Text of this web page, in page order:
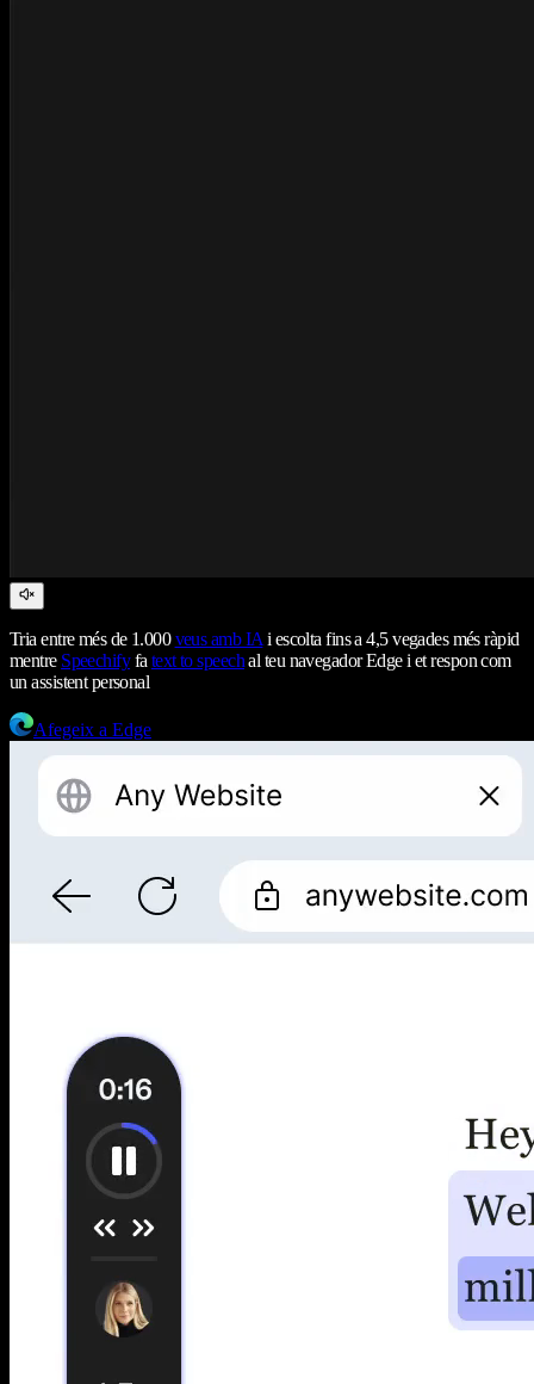
Tria entre més de 1.000veus amb IA i escolta fins a 4,5 vegades més ràpid
mentre Speechifyfa text to speechal teu navegador Edge i et respon com
un assistent personal
Afegeix a Edge